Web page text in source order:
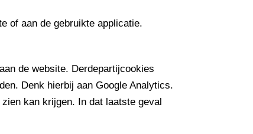
of aan de gebruikte applicatie.
de website. Derdepartijcookies
Denk hierbij aan Google Analytics.
kan krijgen. In dat laatste geval